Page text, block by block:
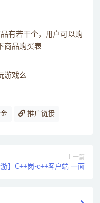
有若干个，用户可以购
商品购买表
游戏么
推广链接
上一篇
游】C++岗-c++客户端 一面